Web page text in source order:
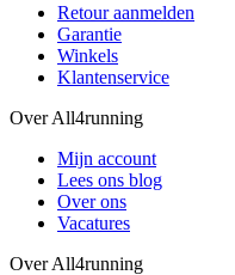
Retour aanmelden
Garantie
Winkels
Klantenservice
Over All4running
Mijn account
Lees ons blog
Over ons
Vacatures
Over All4running